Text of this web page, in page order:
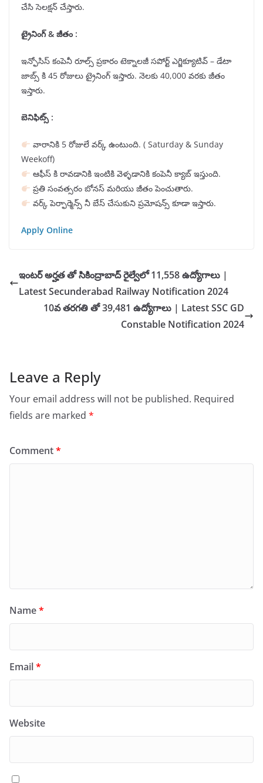
చేసి సెలక్షన్ చేస్తారు.
ట్రైనింగ్ & జీతం :
ఇన్ఫోసిస్ కంపెనీ రూల్స్ ప్రకారం టెక్నాలజీ సపోర్ట్ ఎగ్జిక్యూటివ్ – డేటా
జాబ్స్ కి 45 రోజులు ట్రైనింగ్ ఇస్తారు. నెలకు 40,000 వరకు జీతం
ఇస్తారు.
బెనిఫిట్స్ :
వారానికి 5 రోజులే వర్క్ ఉంటుంది. ( Saturday & Sunday
Weekoff)
ఆఫీస్ కి రావడానికి ఇంటికి వెళ్ళడానికి కంపెనీ క్యాబ్ ఇస్తుంది.
ప్రతి సంవత్సరం బోనస్ మరియు జీతం పెంచుతారు.
వర్క్ పెర్ఫార్మెన్స్ నీ బేస్ చేసుకుని ప్రమోషన్స్ కూడా ఇస్తారు.
Apply Online
ఇంటర్ అర్హత తో సికింద్రాబాద్ రైల్వేలో 11,558 ఉద్యోగాలు |
Latest Secunderabad Railway Notification 2024
10వ తరగతి తో 39,481 ఉద్యోగాలు | Latest SSC GD
Constable Notification 2024
Leave a Reply
Your email address will not be published. Required
fields are marked *
Comment*
Name*
Email*
Website